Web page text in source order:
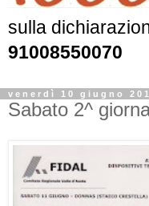
sulla
91008550070
venerdì 10 giugno
Sabato 2^